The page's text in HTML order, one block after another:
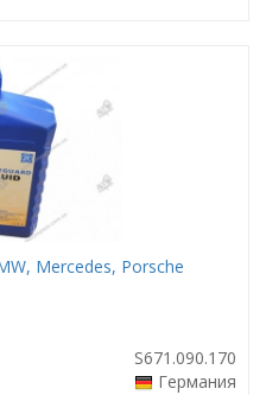
Mercedes, Porsche
S671.090.170
Германия